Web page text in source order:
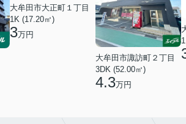
大牟田市大正町１丁目
1K (17.20㎡)
3万円
大牟田市諏訪町２丁目
3DK (52.00㎡)
4.3万円